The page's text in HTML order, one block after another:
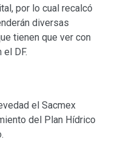
por lo cual recalcó
diversas
tienen que ver con
DF.
el Sacmex
del Plan Hídrico